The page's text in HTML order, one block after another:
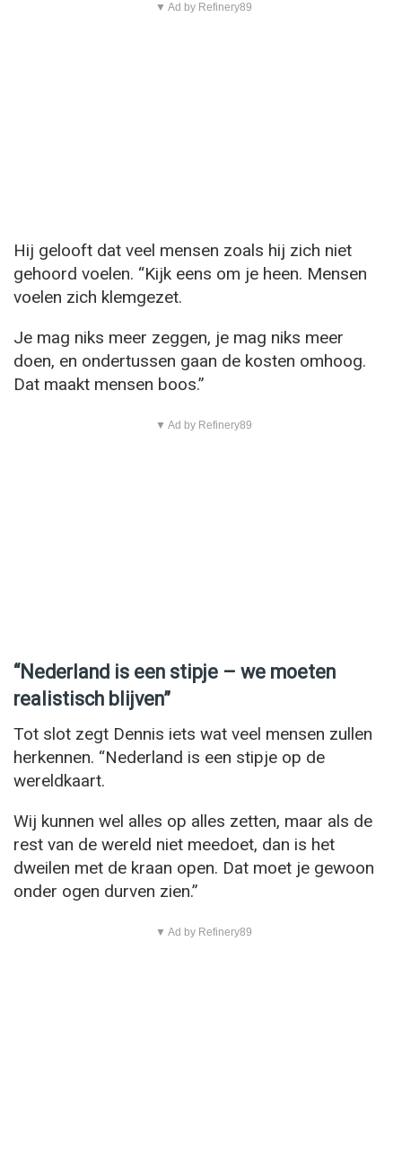
▼ Ad by Refinery89
Hij gelooft dat veel mensen zoals hij zich niet
gehoord voelen. “Kijk eens om je heen. Mensen
voelen zich klemgezet.
Je mag niks meer zeggen, je mag niks meer
doen, en ondertussen gaan de kosten omhoog.
Dat maakt mensen boos.”
▼ Ad by Refinery89
“Nederland is een stipje – we moeten
realistisch blijven”
Tot slot zegt Dennis iets wat veel mensen zullen
herkennen. “Nederland is een stipje op de
wereldkaart.
Wij kunnen wel alles op alles zetten, maar als de
rest van de wereld niet meedoet, dan is het
dweilen met de kraan open. Dat moet je gewoon
onder ogen durven zien.”
▼ Ad by Refinery89